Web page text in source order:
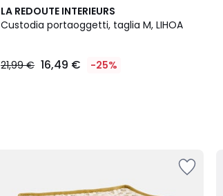
LA REDOUTE INTERIEURS
Custodia portaoggetti, taglia M, LIHOA
21,99 € 16,49 € -25%